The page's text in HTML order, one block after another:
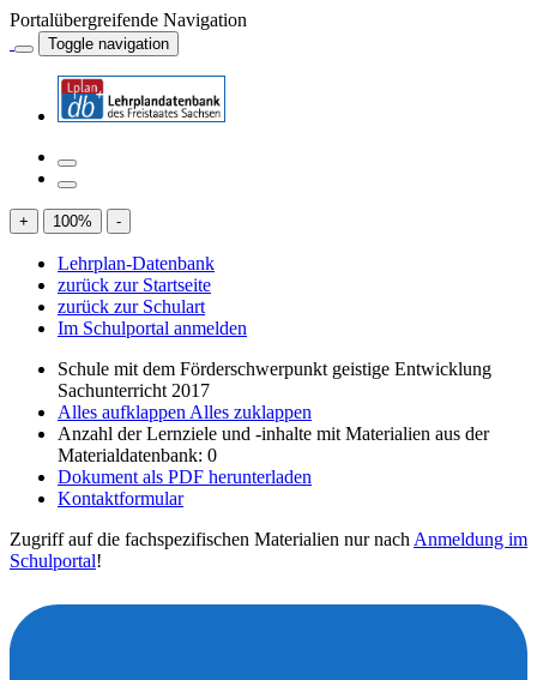
Portalübergreifende Navigation
Toggle navigation
+ 100% -
Lehrplan-Datenbank
zurück zur Startseite
zurück zur Schulart
Im Schulportal anmelden
Schule mit dem Förderschwerpunkt geistige Entwicklung
Sachunterricht 2017
Alles aufklappen Alles zuklappen
Anzahl der Lernziele und -inhalte mit Materialien aus der
Materialdatenbank: 0
Dokument als PDF herunterladen
Kontaktformular
Zugriff auf die fachspezifischen Materialien nur nach Anmeldung im
Schulportal!